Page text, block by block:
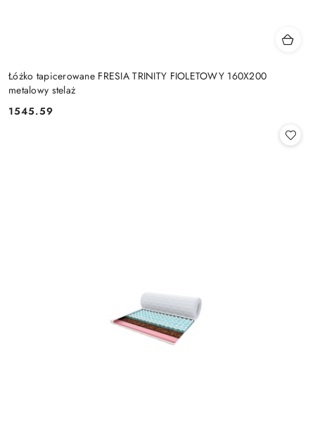
Łóżko tapicerowane FRESIA TRINITY FIOLETOWY 160X200
metalowy stelaż
Cena:
1545.59